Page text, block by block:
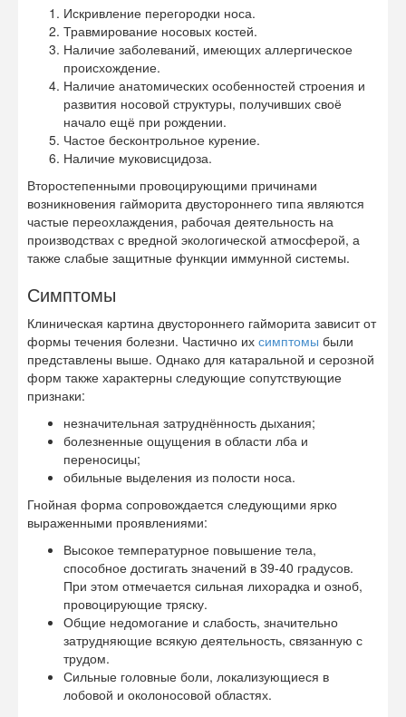
Искривление перегородки носа.
Травмирование носовых костей.
Наличие заболеваний, имеющих аллергическое
происхождение.
Наличие анатомических особенностей строения и
развития носовой структуры, получивших своё
начало ещё при рождении.
Частое бесконтрольное курение.
Наличие муковисцидоза.
Второстепенными провоцирующими причинами
возникновения гайморита двустороннего типа являются
частые переохлаждения, рабочая деятельность на
производствах с вредной экологической атмосферой, а
также слабые защитные функции иммунной системы.
Симптомы
Клиническая картина двустороннего гайморита зависит от
формы течения болезни. Частично их симптомы были
представлены выше. Однако для катаральной и серозной
форм также характерны следующие сопутствующие
признаки:
незначительная затруднённость дыхания;
болезненные ощущения в области лба и
переносицы;
обильные выделения из полости носа.
Гнойная форма сопровождается следующими ярко
выраженными проявлениями:
Высокое температурное повышение тела,
способное достигать значений в 39-40 градусов.
При этом отмечается сильная лихорадка и озноб,
провоцирующие тряску.
Общие недомогание и слабость, значительно
затрудняющие всякую деятельность, связанную с
трудом.
Сильные головные боли, локализующиеся в
лобовой и околоносовой областях.